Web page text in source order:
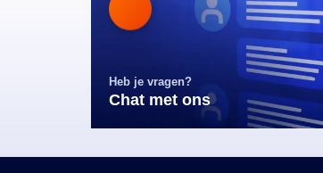
Heb je vragen?
Chat met ons